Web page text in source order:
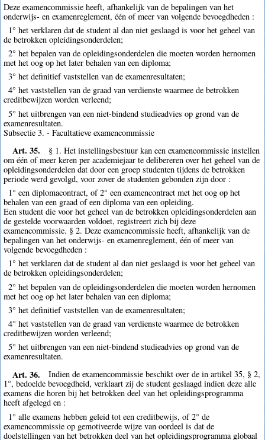
Deze examencommissie heeft, afhankelijk van de bepalingen van het
onderwijs- en examenreglement, één of meer van volgende bevoegdheden :
1° het verklaren dat de student al dan niet geslaagd is voor het geheel van
de betrokken opleidingsonderdelen;
2° het bepalen van de opleidingsonderdelen die moeten worden hernomen
met het oog op het later behalen van een diploma;
3° het definitief vaststellen van de examenresultaten;
4° het vaststellen van de graad van verdienste waarmee de betrokken
creditbewijzen worden verleend;
5° het uitbrengen van een niet-bindend studieadvies op grond van de
examenresultaten.
Subsectie 3. - Facultatieve examencommissie
Art. 35.
§ 1. Het instellingsbestuur kan een examencommissie instellen
om één of meer keren per academiejaar te delibereren over het geheel van de
opleidingsonderdelen dat door een groep studenten tijdens de betrokken
periode werd gevolgd, voor zover de studenten gebonden zijn door :
1° een diplomacontract, of 2° een examencontract met het oog op het
behalen van een graad of een diploma van een opleiding.
Een student die voor het geheel van de betrokken opleidingsonderdelen aan
de gestelde voorwaarden voldoet, registreert zich bij deze
examencommissie. § 2. Deze examencommissie heeft, afhankelijk van de
bepalingen van het onderwijs- en examenreglement, één of meer van
volgende bevoegdheden :
1° het verklaren dat de student al dan niet geslaagd is voor het geheel van
de betrokken opleidingsonderdelen;
2° het bepalen van de opleidingsonderdelen die moeten worden hernomen
met het oog op het later behalen van een diploma;
3° het definitief vaststellen van de examenresultaten;
4° het vaststellen van de graad van verdienste waarmee de betrokken
creditbewijzen worden verleend;
5° het uitbrengen van een niet-bindend studieadvies op grond van de
examenresultaten.
Art. 36.
Indien de examencommissie beschikt over de in artikel 35, § 2,
1°, bedoelde bevoegdheid, verklaart zij de student geslaagd indien deze alle
examens die horen bij het betrokken deel van het opleidingsprogramma
heeft afgelegd en :
1° alle examens hebben geleid tot een creditbewijs, of 2° de
examencommissie op gemotiveerde wijze van oordeel is dat de
doelstellingen van het betrokken deel van het opleidingsprogramma globaal